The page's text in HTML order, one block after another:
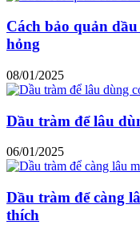
Cách bảo quản
hỏng
08/01/2025
Dầu tràm để lâu
06/01/2025
Dầu tràm để càng
thích